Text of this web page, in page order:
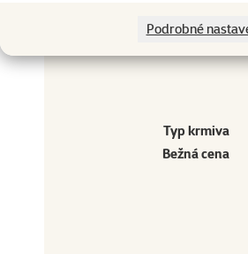
Podrobné
Typ krmiva
Bežná cena